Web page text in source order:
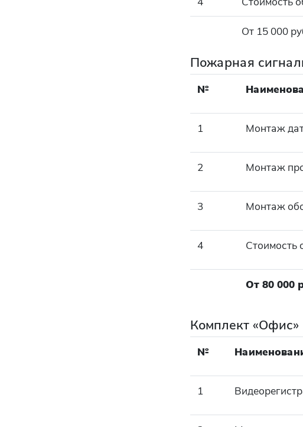
От 15 000
Пожарная
№
1 Монтаж
2 Монтаж
3 Монтаж
4 Стоимость
От 80 000
Комплект «Офис»
№
1